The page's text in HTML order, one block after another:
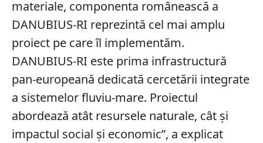
materiale, componenta românească a
DANUBIUS-RI reprezintă cel mai amplu
proiect pe care îl implementăm.
DANUBIUS-RI este prima infrastructură
pan-europeană dedicată cercetării integrate
a sistemelor fluviu-mare. Proiectul
abordează atât resursele naturale, cât și
impactul social și economic”, a explicat